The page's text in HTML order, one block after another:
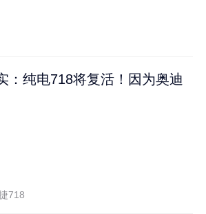
：纯电718将复活！因为奥迪
718